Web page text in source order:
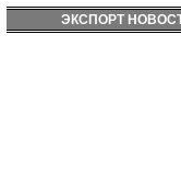
ЭКСПОРТ